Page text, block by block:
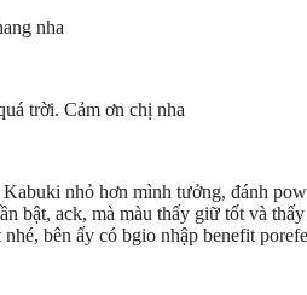
nha
trời. Cảm ơn chị nha
nhỏ hơn mình tưởng, đánh
bật, ack, mà màu thấy giữ tốt và
bên ấy có bgio nhập benefit